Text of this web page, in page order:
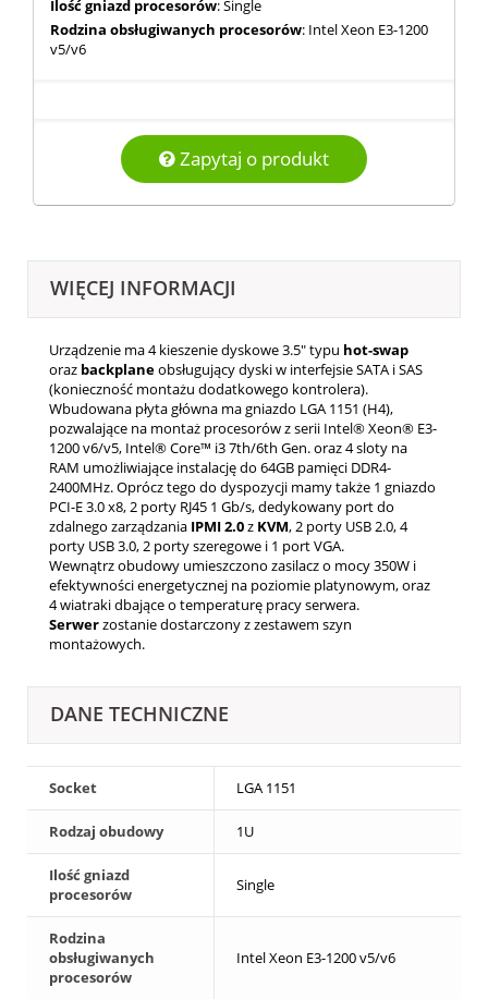
Ilość gniazd procesorów: Single
Rodzina obsługiwanych procesorów: Intel Xeon E3-1200
v5/v6
Zapytaj o produkt
WIĘCEJ INFORMACJI
Urządzenie ma 4 kieszenie dyskowe 3.5" typu hot-swap
oraz backplaneobsługujący dyski w interfejsie SATA i SAS
(konieczność montażu dodatkowego kontrolera).
Wbudowana płyta główna ma gniazdo LGA 1151 (H4),
pozwalające na montaż procesorów z serii Intel® Xeon® E3-
1200 v6/v5, Intel® Core™ i3 7th/6th Gen. oraz 4 sloty na
RAM umożliwiające instalację do 64GB pamięci DDR4-
2400MHz. Oprócz tego do dyspozycji mamy także 1 gniazdo
PCI-E 3.0 x8, 2 porty RJ45 1 Gb/s, dedykowany port do
zdalnego zarządzania IPMI2.0z KVM, 2 porty USB 2.0, 4
porty USB 3.0, 2 porty szeregowe i 1 port VGA.
Wewnątrz obudowy umieszczono zasilacz o mocy 350W i
efektywności energetycznej na poziomie platynowym, oraz
4 wiatraki dbające o temperaturę pracy serwera.
Serwerzostanie dostarczony z zestawem szyn
montażowych.
DANE TECHNICZNE
Socket LGA 1151
Rodzaj obudowy 1U
Ilość gniazd
procesorów
Single
Rodzina
obsługiwanych
procesorów
Intel Xeon E3-1200 v5/v6